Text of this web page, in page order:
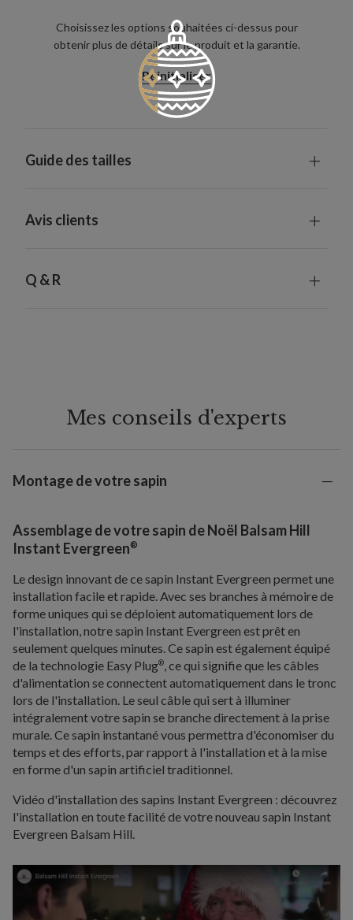
Choisissez les options souhaitées ci-dessus pour
obtenir plus de détails sur le produit et la garantie.
Réinitialiser
Guide des tailles
Avis clients
Q & R
Mes conseils d'experts
Montage de votre sapin
Assemblage de votre sapin de Noël Balsam Hill
Instant Evergreen®
Le design innovant de ce sapin Instant Evergreen permet une
installation facile et rapide. Avec ses branches à mémoire de
forme uniques qui se déploient automatiquement lors de
l'installation, notre sapin Instant Evergreen est prêt en
seulement quelques minutes. Ce sapin est également équipé
de la technologie Easy Plug®, ce qui signifie que les câbles
d'alimentation se connectent automatiquement dans le tronc
lors de l'installation. Le seul câble qui sert à illuminer
intégralement votre sapin se branche directement à la prise
murale. Ce sapin instantané vous permettra d'économiser du
temps et des efforts, par rapport à l'installation et à la mise
en forme d'un sapin artificiel traditionnel.
Vidéo d'installation des sapins Instant Evergreen : découvrez
l'installation en toute facilité de votre nouveau sapin Instant
Evergreen Balsam Hill.